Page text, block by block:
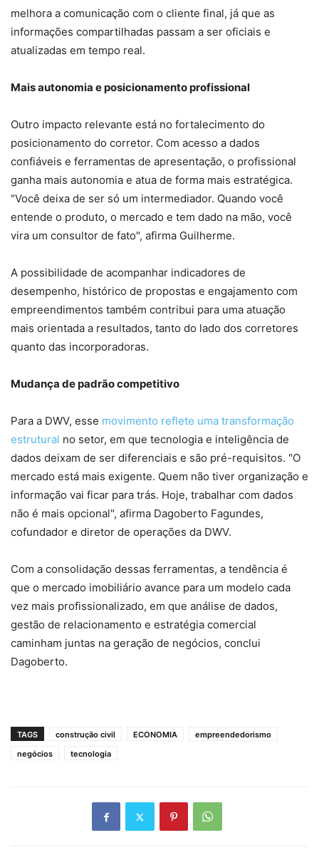
melhora a comunicação com o cliente final, já que as
informações compartilhadas passam a ser oficiais e
atualizadas em tempo real.
Mais autonomia e posicionamento profissional
Outro impacto relevante está no fortalecimento do
posicionamento do corretor. Com acesso a dados
confiáveis e ferramentas de apresentação, o profissional
ganha mais autonomia e atua de forma mais estratégica.
"Você deixa de ser só um intermediador. Quando você
entende o produto, o mercado e tem dado na mão, você
vira um consultor de fato", afirma Guilherme.
A possibilidade de acompanhar indicadores de
desempenho, histórico de propostas e engajamento com
empreendimentos também contribui para uma atuação
mais orientada a resultados, tanto do lado dos corretores
quanto das incorporadoras.
Mudança de padrão competitivo
Para a DWV, esse movimento reflete uma transformação
estrutural no setor, em que tecnologia e inteligência de
dados deixam de ser diferenciais e são pré-requisitos. "O
mercado está mais exigente. Quem não tiver organização e
informação vai ficar para trás. Hoje, trabalhar com dados
não é mais opcional", afirma Dagoberto Fagundes,
cofundador e diretor de operações da DWV.
Com a consolidação dessas ferramentas, a tendência é
que o mercado imobiliário avance para um modelo cada
vez mais profissionalizado, em que análise de dados,
gestão de relacionamento e estratégia comercial
caminham juntas na geração de negócios, conclui
Dagoberto.
TAGS construção civil ECONOMIA
empreendedorismo
negócios
tecnologia